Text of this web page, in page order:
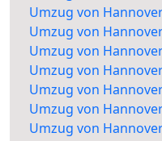
Umzug von
Umzug von
Umzug von
Umzug von
Umzug von
Umzug von
Umzug von